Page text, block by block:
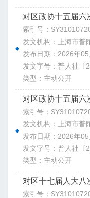
对区政协十五届六
索引号：
发文机构：上海市普
发布日期：2026年05
发文字号：普人社〔
类型：主动公开
对区政协十五届六
索引号：
发文机构：上海市普
发布日期：2026年05
发文字号：普人社〔
类型：主动公开
对区十七届人大八
索引号：